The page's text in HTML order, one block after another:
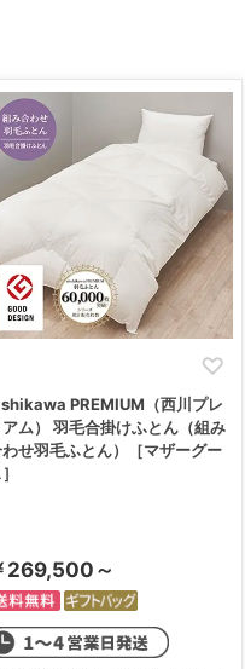
PREMIUM（西川プレ
アム） 羽毛合掛けふとん（組み
せ羽毛ふとん）［マザーグー
269,500～